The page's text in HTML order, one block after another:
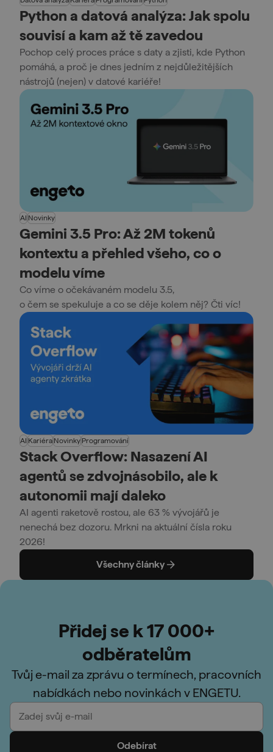
Python a datová analýza: Jak spolu
souvisí a kam až tě zavedou
Pochop celý proces práce s daty a zjisti, kde Python
pomáhá, a proč je dnes jedním z nejdůležitějších
nástrojů (nejen) v datové kariéře!
AI Novinky
Gemini 3.5 Pro: Až 2M tokenů
kontextu a přehled všeho, co o
modelu víme
Co víme o očekávaném modelu 3.5,
o čem se spekuluje a co se děje kolem něj? Čti víc!
AI Kariéra Novinky Programování
Stack Overflow: Nasazení AI
agentů se zdvojnásobilo, ale k
autonomii mají daleko
AI agenti raketově rostou, ale 63 % vývojářů je
nenechá bez dozoru. Mrkni na aktuální čísla roku
2026!
Všechny články
Přidej se k 17 000+
odběratelům
Tvůj e-mail za zprávu o termínech, pracovních
nabídkách nebo novinkách v ENGETU.
Odebírat